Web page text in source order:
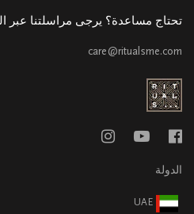
تحتاج مساعدة؟ يرجى مراسلتنا عبر
care@ritualsme.com
الدولة
UAE